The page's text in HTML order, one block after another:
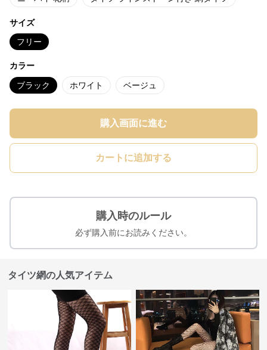
サイズ
フリー
カラー
ブラック ホワイト ベージュ
購入画面に進む
カートに追加する
購入時のルール
必ず購入前にお読みください。
タイツ網の人気アイテム